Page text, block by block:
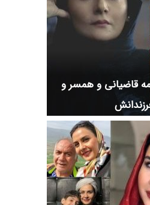
قاضیانی و همسر و